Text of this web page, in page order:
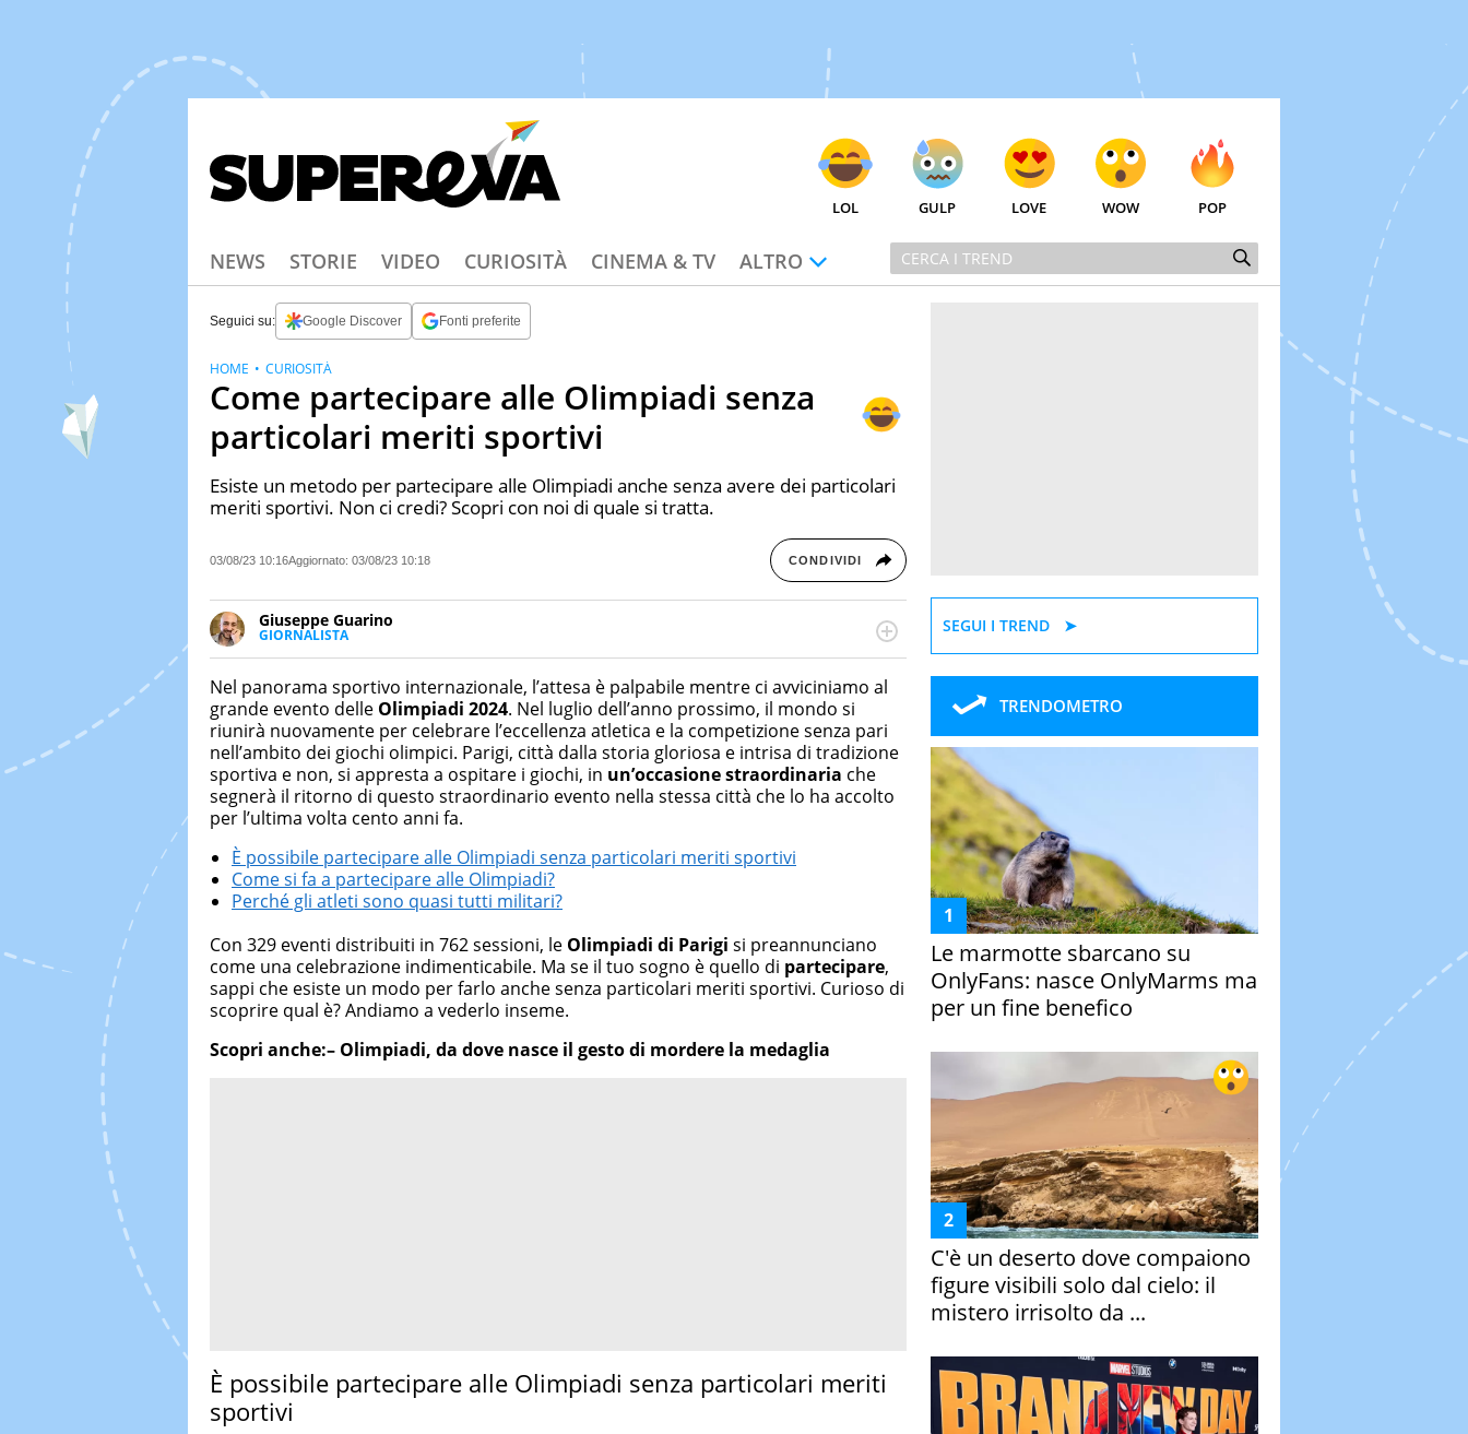
LOL GULP LOVE WOW POP
NEWS STORIE VIDEO CURIOSITÀ CINEMA & TV ALTRO
Seguici su: Google Discover Fonti preferite
Come partecipare alle Olimpiadi senza
particolari meriti sportivi
Esiste un metodo per partecipare alle Olimpiadi anche senza avere dei particolari
meriti sportivi. Non ci credi? Scopri con noi di quale si tratta.
03/08/23 10:16Aggiornato: 03/08/23 10:18 CONDIVIDI
Giuseppe Guarino
GIORNALISTA
Ph(D) in Diritto Comparato e processi di integrazione e attivo nel campo della ricerca, in
particolare sulla Storia contemporanea di America Latina e Spagna. Collabora con
numerose testate ed è presidente dell'Associazione Culturale "La Biblioteca del Sannio".
HOME CURIOSITÀ
Nel panorama sportivo internazionale, l’attesa è palpabile mentre ci avviciniamo al
grande evento delle Olimpiadi 2024. Nel luglio dell’anno prossimo, il mondo si
riunirà nuovamente per celebrare l’eccellenza atletica e la competizione senza pari
nell’ambito dei giochi olimpici. Parigi, città dalla storia gloriosa e intrisa di tradizione
sportiva e non, si appresta a ospitare i giochi, in un’occasione straordinaria che
segnerà il ritorno di questo straordinario evento nella stessa città che lo ha accolto
per l’ultima volta cento anni fa.
È possibile partecipare alle Olimpiadi senza particolari meriti sportivi
Come si fa a partecipare alle Olimpiadi?
Perché gli atleti sono quasi tutti militari?
Con 329 eventi distribuiti in 762 sessioni, le Olimpiadi di Parigi si preannunciano
come una celebrazione indimenticabile. Ma se il tuo sogno è quello di partecipare,
sappi che esiste un modo per farlo anche senza particolari meriti sportivi. Curioso di
scoprire qual è? Andiamo a vederlo inseme.
Scopri anche:– Olimpiadi, da dove nasce il gesto di mordere la medaglia
È possibile partecipare alle Olimpiadi senza particolari meriti
sportivi
SEGUI I TREND
TRENDOMETRO
Le marmotte sbarcano su
OnlyFans: nasce OnlyMarms ma
per un fine benefico
C'è un deserto dove compaiono
figure visibili solo dal cielo: il
mistero irrisolto da ...